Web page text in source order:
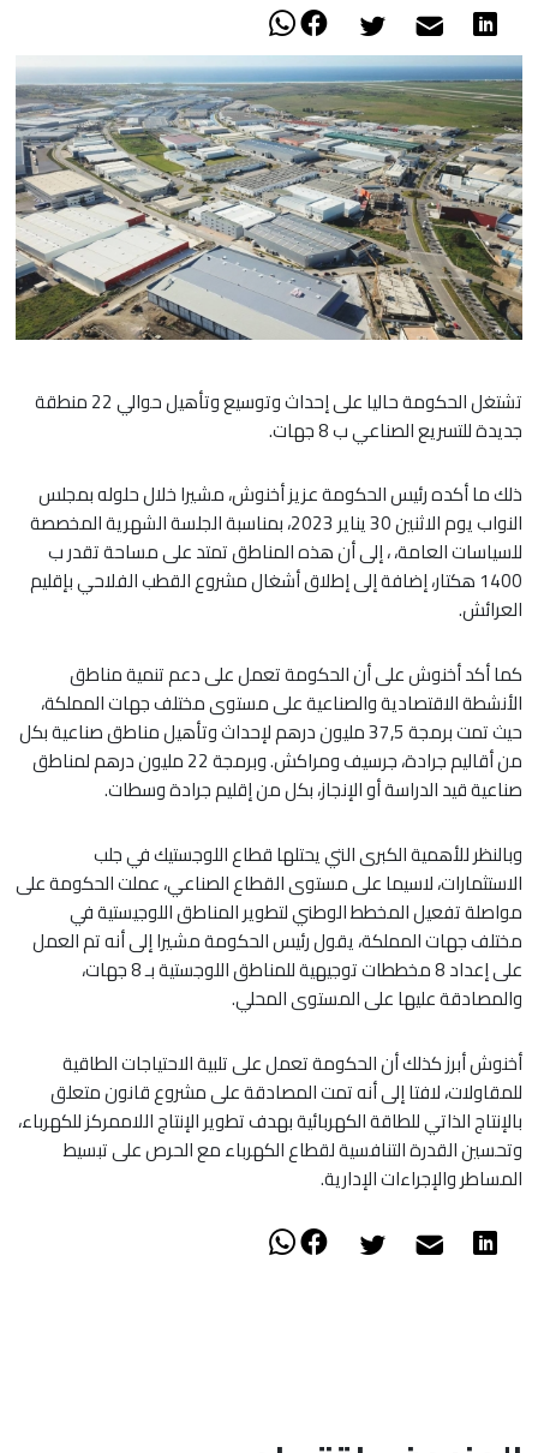
تشتغل الحكومة حاليا على إحداث وتوسيع وتأهيل حوالي 22 منطقة
جديدة للتسريع الصناعي ب 8 جهات.
ذلك ما أكده رئيس الحكومة عزيز أخنوش، مشيرا خلال حلوله بمجلس
النواب يوم الاثنين 30 يناير 2023، بمناسبة الجلسة الشهرية المخصصة
للسياسات العامة، ، إلى أن هذه المناطق تمتد على مساحة تقدر ب
1400 هكتار، إضافة إلى إطلاق أشغال مشروع القطب الفلاحي بإقليم
العرائش.
كما أكد أخنوش على أن الحكومة تعمل على دعم تنمية مناطق
الأنشطة الاقتصادية والصناعية على مستوى مختلف جهات المملكة،
حيث تمت برمجة 37,5 مليون درهم لإحداث وتأهيل مناطق صناعية بكل
من أقاليم جرادة، جرسيف ومراكش. وبرمجة 22 مليون درهم لمناطق
صناعية قيد الدراسة أو الإنجاز، بكل من إقليم جرادة وسطات.
وبالنظر للأهمية الكبرى التي يحتلها قطاع اللوجستيك في جلب
الاستثمارات، لاسيما على مستوى القطاع الصناعي، عملت الحكومة على
مواصلة تفعيل المخطط الوطني لتطوير المناطق اللوجيستية في
مختلف جهات المملكة، يقول رئيس الحكومة مشيرا إلى أنه تم العمل
على إعداد 8 مخططات توجيهية للمناطق اللوجستية بـ 8 جهات،
والمصادقة عليها على المستوى المحلي.
أخنوش أبرز كذلك أن الحكومة تعمل على تلبية الاحتياجات الطاقية
للمقاولات، لافتا إلى أنه تمت المصادقة على مشروع قانون متعلق
بالإنتاج الذاتي للطاقة الكهربائية بهدف تطوير الإنتاج اللاممركز للكهرباء،
وتحسين القدرة التنافسية لقطاع الكهرباء مع الحرص على تبسيط
المساطر والإجراءات الإدارية.